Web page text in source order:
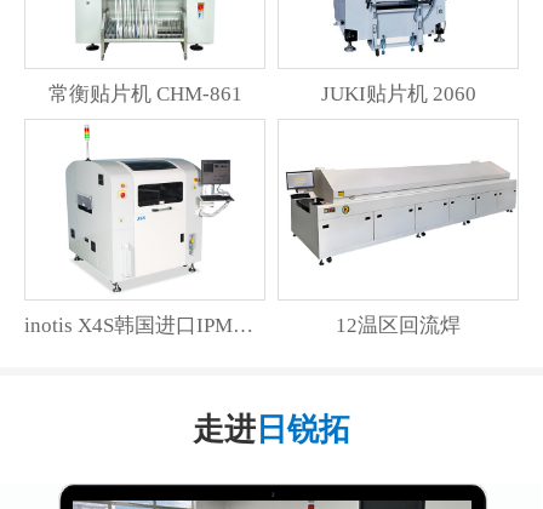
常衡贴片机 CHM-861 JUKI贴片机 2060
inotis X4S韩国进口IPM印刷机 12温区回流焊
走进 日锐拓